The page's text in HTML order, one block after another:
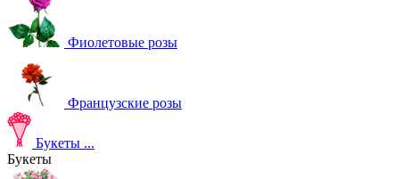
Фиолетовые розы
Французские розы
Букеты ...
Букеты